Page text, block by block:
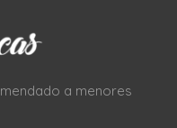
a menores